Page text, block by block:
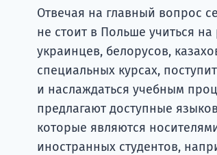
Отвечая на главный вопрос
не стоит в Польше учиться
украинцев, белорусов,
специальных курсах,
и наслаждаться учебным
предлагают доступные
которые являются
иностранных студентов,